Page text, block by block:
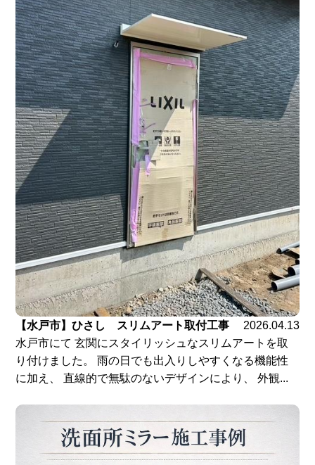
【水戸市】ひさし スリムアート取付工事
2026.04.13
水戸市にて 玄関にスタイリッシュなスリムアートを取
り付けました。 雨の日でも出入りしやすくなる機能性
に加え、 直線的で無駄のないデザインにより、 外観...